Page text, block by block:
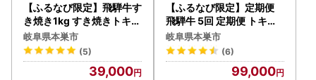
【ふるなび限定】飛騨牛す
き焼き1kg すき焼きトキノ
屋食品 FN-Limited-PR
岐阜県本巣市
(5)
39,000
【ふるなび限定】定期便
飛騨牛 5回 定期便 トキノ
屋食品 FN-Limited-PR
岐阜県本巣市
(6)
99,000